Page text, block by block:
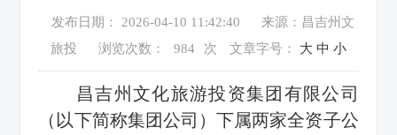
发布日期： 2026-04-10 11:42:40
来源：昌吉州文
旅投
浏览次数： 984 次 文章字号： 大 中 小
昌吉州文化旅游投资集团有限公司
（以下简称集团公司）下属两家全资子公